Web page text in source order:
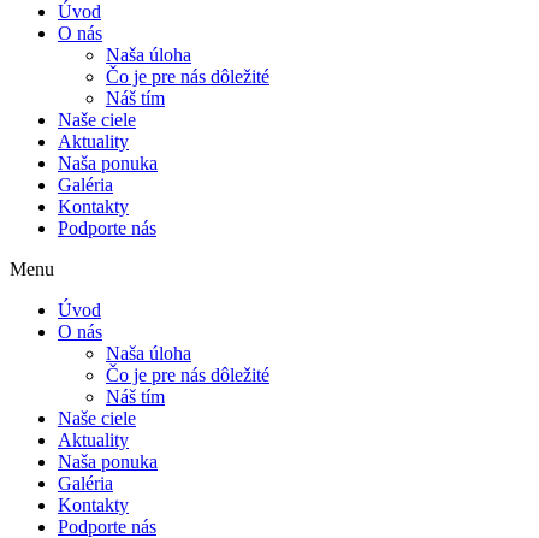
Úvod
O nás
Naša úloha
Čo je pre nás dôležité
Náš tím
Naše ciele
Aktuality
Naša ponuka
Galéria
Kontakty
Podporte nás
Menu
Úvod
O nás
Naša úloha
Čo je pre nás dôležité
Náš tím
Naše ciele
Aktuality
Naša ponuka
Galéria
Kontakty
Podporte nás